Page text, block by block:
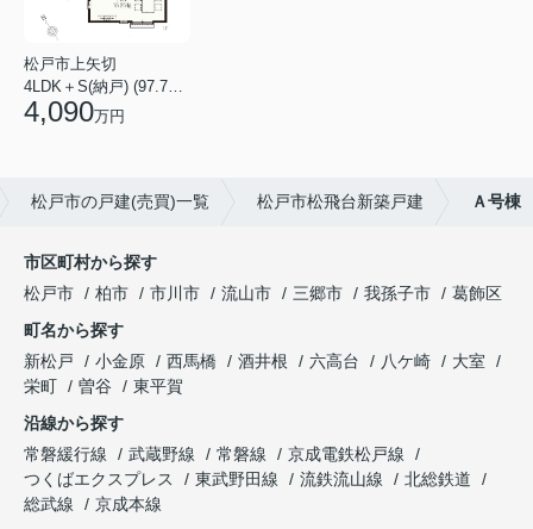
松戸市上矢切
4,090万円
松戸市の戸建(売買)一覧 松戸市松飛台新築戸建 Ａ号棟
市区町村から探す
松戸市
柏市 市川市 流山市 三郷市 我孫子市
葛飾区
町名から探す
新松戸
小金原 西馬橋 酒井根 六高台 八ケ崎
大室
栄町
曽谷
東平賀
沿線から探す
常磐緩行線
武蔵野線 常磐線
京成電鉄松戸線
つくばエクスプレス
東武野田線 流鉄流山線
北総鉄道
総武線
京成本線